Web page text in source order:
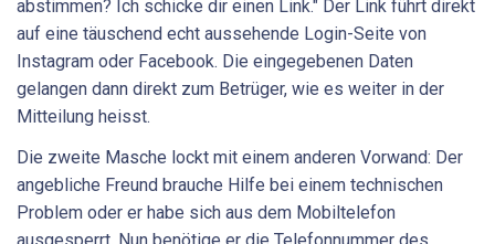
abstimmen? Ich schicke dir einen Link." Der Link führt direkt
auf eine täuschend echt aussehende Login-Seite von
Instagram oder Facebook. Die eingegebenen Daten
gelangen dann direkt zum Betrüger, wie es weiter in der
Mitteilung heisst.
Die zweite Masche lockt mit einem anderen Vorwand: Der
angebliche Freund brauche Hilfe bei einem technischen
Problem oder er habe sich aus dem Mobiltelefon